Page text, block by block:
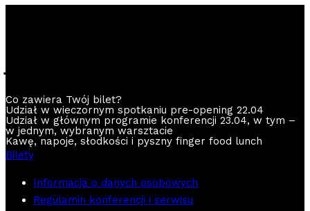
Co zawiera Twój bilet?
Udział w wieczornym spotkaniu pre-opening 22.04
Udział w głównym programie konferencji 23.04, w tym –
w jednym, wybranym warsztacie
Kawę, napoje, słodkości i pyszny finger food lunch
Bilety
Informacja o danych osobowych
Regulamin konferencji i serwisu